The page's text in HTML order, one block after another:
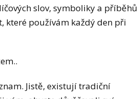
slov, symboliky a příběhů
které používám každý den při
Jistě, existují tradiční